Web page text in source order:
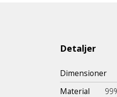
Detaljer
Dimensioner
Material